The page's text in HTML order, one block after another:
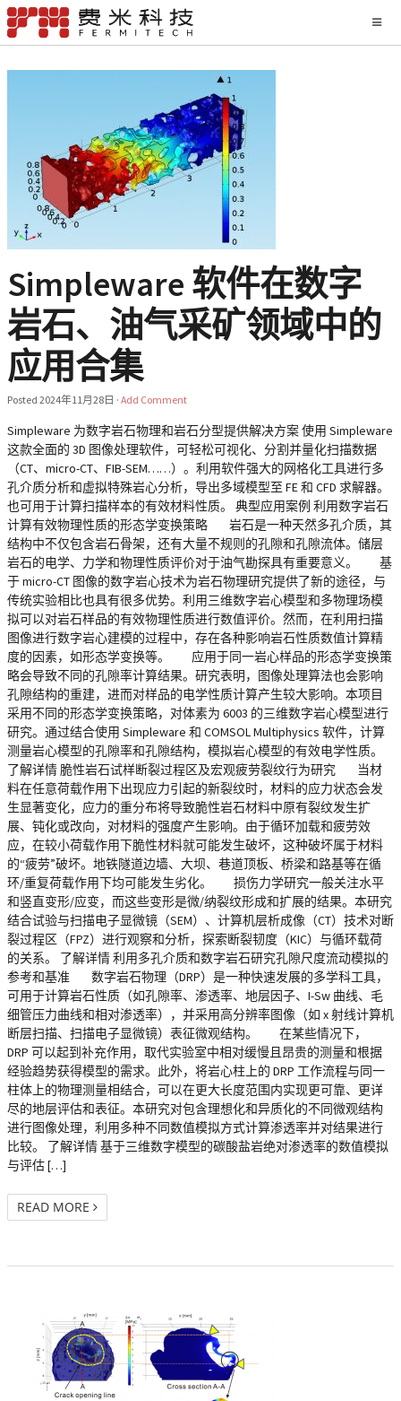
Simpleware 软件在数字
岩石、油气采矿领域中的
应用合集
Posted 2024年11月28日 · Add Comment
Simpleware 为数字岩石物理和岩石分型提供解决方案 使用 Simpleware
这款全面的 3D 图像处理软件，可轻松可视化、分割并量化扫描数据
（CT、micro-CT、FIB-SEM……）。利用软件强大的网格化工具进行多
孔介质分析和虚拟特殊岩心分析，导出多域模型至 FE 和 CFD 求解器。
也可用于计算扫描样本的有效材料性质。 典型应用案例 利用数字岩石
计算有效物理性质的形态学变换策略 岩石是一种天然多孔介质，其
结构中不仅包含岩石骨架，还有大量不规则的孔隙和孔隙流体。储层
岩石的电学、力学和物理性质评价对于油气勘探具有重要意义。 基
于 micro-CT 图像的数字岩心技术为岩石物理研究提供了新的途径，与
传统实验相比也具有很多优势。利用三维数字岩心模型和多物理场模
拟可以对岩石样品的有效物理性质进行数值评价。然而，在利用扫描
图像进行数字岩心建模的过程中，存在各种影响岩石性质数值计算精
度的因素，如形态学变换等。 应用于同一岩心样品的形态学变换策
略会导致不同的孔隙率计算结果。研究表明，图像处理算法也会影响
孔隙结构的重建，进而对样品的电学性质计算产生较大影响。本项目
采用不同的形态学变换策略，对体素为 6003 的三维数字岩心模型进行
研究。通过结合使用 Simpleware 和 COMSOL Multiphysics 软件，计算
测量岩心模型的孔隙率和孔隙结构，模拟岩心模型的有效电学性质。
了解详情 脆性岩石试样断裂过程区及宏观疲劳裂纹行为研究 当材
料在任意荷载作用下出现应力引起的新裂纹时，材料的应力状态会发
生显著变化，应力的重分布将导致脆性岩石材料中原有裂纹发生扩
展、钝化或改向，对材料的强度产生影响。由于循环加载和疲劳效
应，在较小荷载作用下脆性材料就可能发生破坏，这种破坏属于材料
的“疲劳”破坏。地铁隧道边墙、大坝、巷道顶板、桥梁和路基等在循
环/重复荷载作用下均可能发生劣化。 损伤力学研究一般关注水平
和竖直变形/应变，而这些变形是微/纳裂纹形成和扩展的结果。本研究
结合试验与扫描电子显微镜（SEM）、计算机层析成像（CT）技术对断
裂过程区（FPZ）进行观察和分析，探索断裂韧度（KIC）与循环载荷
的关系。 了解详情 利用多孔介质和数字岩石研究孔隙尺度流动模拟的
参考和基准 数字岩石物理（DRP）是一种快速发展的多学科工具，
可用于计算岩石性质（如孔隙率、渗透率、地层因子、I-Sw 曲线、毛
细管压力曲线和相对渗透率），并采用高分辨率图像（如 x 射线计算机
断层扫描、扫描电子显微镜）表征微观结构。 在某些情况下，
DRP 可以起到补充作用，取代实验室中相对缓慢且昂贵的测量和根据
经验趋势获得模型的需求。此外，将岩心柱上的 DRP 工作流程与同一
柱体上的物理测量相结合，可以在更大长度范围内实现更可靠、更详
尽的地层评估和表征。本研究对包含理想化和异质化的不同微观结构
进行图像处理，利用多种不同数值模拟方式计算渗透率并对结果进行
比较。 了解详情 基于三维数字模型的碳酸盐岩绝对渗透率的数值模拟
与评估 […]
READ MORE